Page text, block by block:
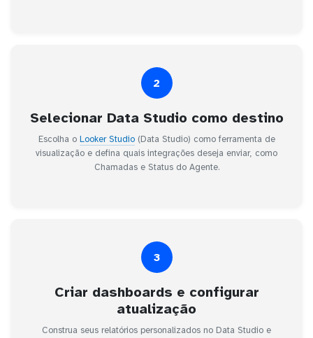
2
Selecionar Data Studio como destino
Escolha o Looker Studio(Data Studio) como ferramenta de
visualização e defina quais integrações deseja enviar, como
Chamadas e Status do Agente.
3
Criar dashboards e configurar
atualização
Construa seus relatórios personalizados no Data Studio e